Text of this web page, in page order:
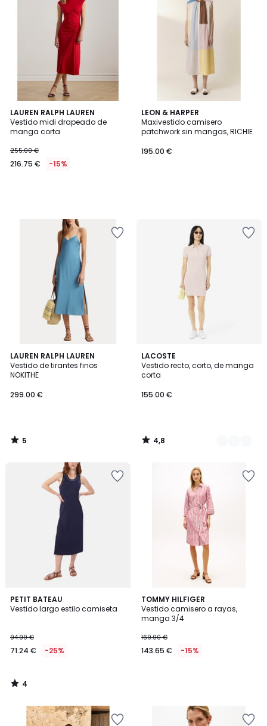
LAUREN RALPH LAUREN
Vestido midi drapeado de
manga corta
255.00 €
216.75 € -15%
LEON & HARPER
Maxivestido camisero
patchwork sin mangas, RICHIE
195.00 €
LAUREN RALPH LAUREN
Vestido de tirantes finos
NOKITHE
299.00 €
5
/
5
5
/
LACOSTE
Vestido recto, corto, de manga
corta
155.00 €
4,8
/ 5
3
Colores
4,8
/
PETIT BATEAU
Vestido largo estilo camiseta
94.99 €
71.24 € -25%
4
/
4
/
TOMMY HILFIGER
Vestido camisero a rayas,
manga 3/4
169.00 €
143.65 € -15%